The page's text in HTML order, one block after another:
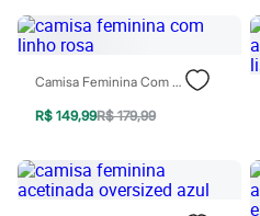
Cintos
Carteiras
Óculos
Relógios
Calçados
Botas
Sandálias e Papetes
Tênis
Camisa Feminina Com Linho Rosa
R$ 149,99R$ 179,99